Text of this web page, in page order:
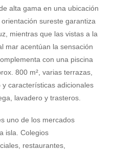
alta gama en una ubicación
sureste garantiza
mientras que las vistas a la
mar acentúan la sensación
con una piscina
800 m², varias terrazas,
características adicionales
lavadero y trasteros.
uno de los mercados
isla. Colegios
restaurantes,